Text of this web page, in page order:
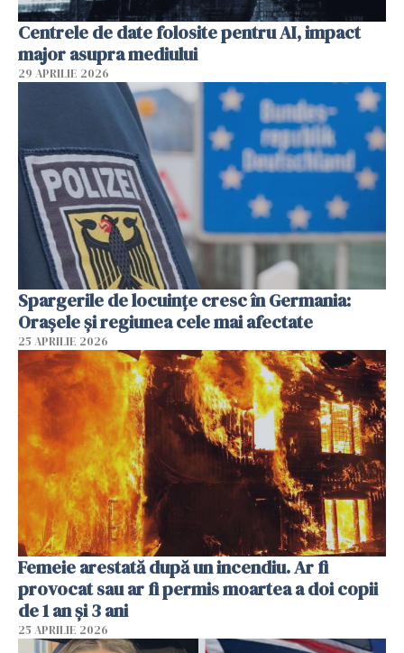
Centrele de date folosite pentru AI, impact
major asupra mediului
29 APRILIE 2026
Spargerile de locuințe cresc în Germania:
Orașele și regiunea cele mai afectate
25 APRILIE 2026
Femeie arestată după un incendiu. Ar fi
provocat sau ar fi permis moartea a doi copii
de 1 an și 3 ani
25 APRILIE 2026